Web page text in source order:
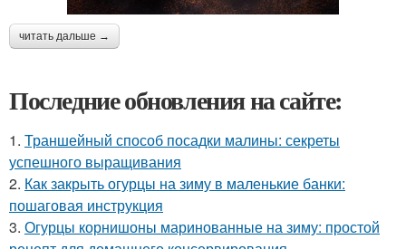
читать дальше →
Последние обновления на сайте:
1. Траншейный способ посадки малины: секреты
успешного выращивания
2. Как закрыть огурцы на зиму в маленькие банки:
пошаговая инструкция
3. Огурцы корнишоны маринованные на зиму: простой